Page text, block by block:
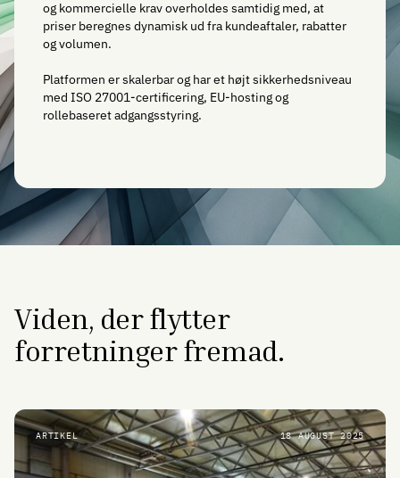
og kommercielle krav overholdes samtidig med, at
priser beregnes dynamisk ud fra kundeaftaler, rabatter
og volumen.
Platformen er skalerbar og har et højt sikkerhedsniveau
med ISO 27001-certificering, EU-hosting og
rollebaseret adgangsstyring.
Viden, der flytter
forretninger fremad.
ARTIKEL 18 AUGUST 2025